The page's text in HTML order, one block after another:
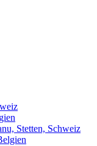
Stetten, Schweiz